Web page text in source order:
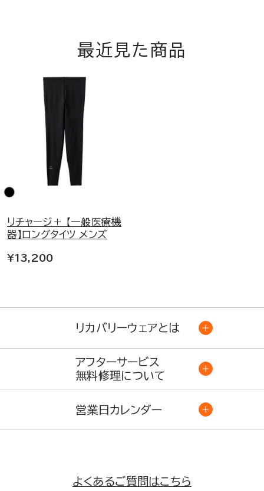
最近見た商品
リチャージ＋ 【一般医療機
器】ロングタイツ メンズ
¥13,200
リカバリーウェアとは
アフターサービス
無料修理について
営業日カレンダー
よくあるご質問はこちら